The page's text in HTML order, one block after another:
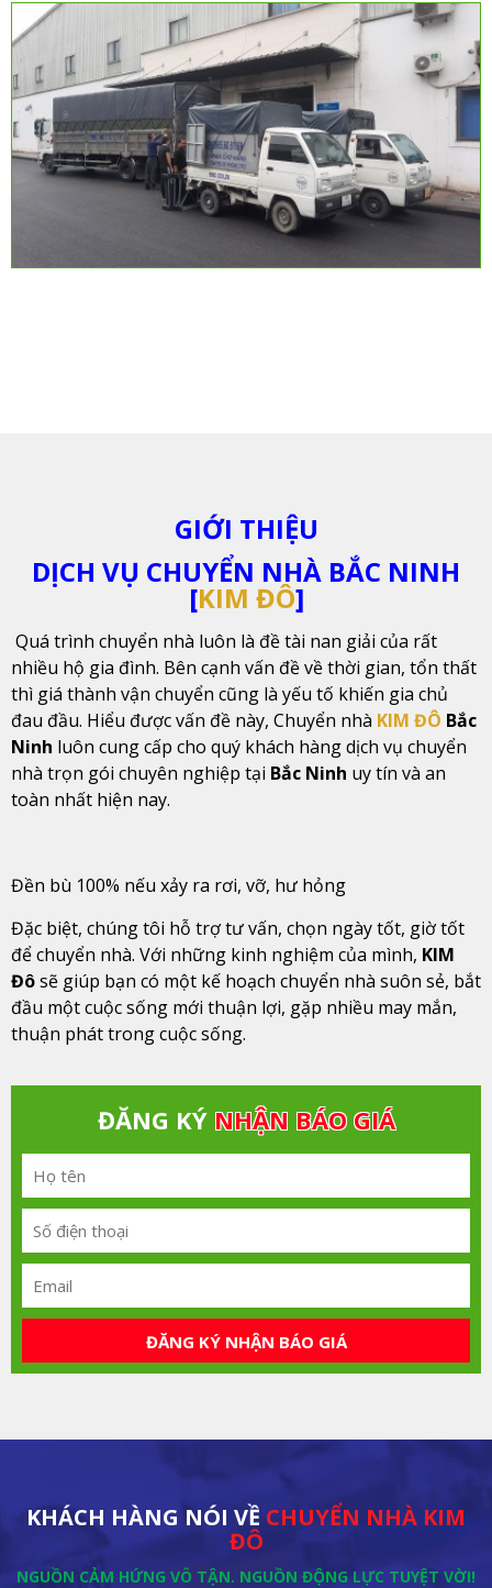
GIỚI THIỆU
DỊCH VỤ CHUYỂN NHÀ BẮC NINH
[KIM ĐÔ]
Quá trình chuyển nhà luôn là đề tài nan giải của rất
nhiều hộ gia đình. Bên cạnh vấn đề về thời gian, tổn thất
thì giá thành vận chuyển cũng là yếu tố khiến gia chủ
đau đầu. Hiểu được vấn đề này, Chuyển nhà KIM ĐÔ Bắc
Ninh luôn cung cấp cho quý khách hàng dịch vụ chuyển
nhà trọn gói chuyên nghiệp tại Bắc Ninh uy tín và an
toàn nhất hiện nay.
Đền bù 100% nếu xảy ra rơi, vỡ, hư hỏng
Đặc biệt, chúng tôi hỗ trợ tư vấn, chọn ngày tốt, giờ tốt
để chuyển nhà. Với những kinh nghiệm của mình, KIM
Đôsẽ giúp bạn có một kế hoạch chuyển nhà suôn sẻ, bắt
đầu một cuộc sống mới thuận lợi, gặp nhiều may mắn,
thuận phát trong cuộc sống.
ĐĂNG KÝ NHẬN BÁO GIÁ
ĐĂNG KÝ NHẬN BÁO GIÁ
KHÁCH HÀNG NÓI VỀ CHUYỂN NHÀ KIM
ĐÔ
NGUỒN CẢM HỨNG VÔ TẬN. NGUỒN ĐỘNG LỰC TUYỆT VỜI!